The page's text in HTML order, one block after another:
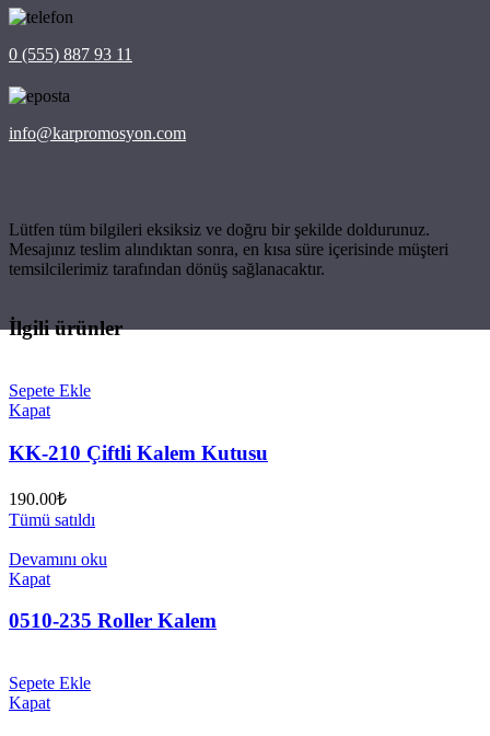
0 (555) 887 93 11
info@karpromosyon.com
Lütfen tüm bilgileri eksiksiz ve doğru bir şekilde doldurunuz.
Mesajınız teslim alındıktan sonra, en kısa süre içerisinde müşteri
temsilcilerimiz tarafından dönüş sağlanacaktır.
İlgili ürünler
Sepete Ekle
Kapat
KK-210 Çiftli Kalem Kutusu
190.00₺
Tümü satıldı
Devamını oku
Kapat
0510-235 Roller Kalem
Sepete Ekle
Kapat